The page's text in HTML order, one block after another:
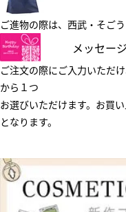
ご進物の際は、西武・そご
メッセー
ご注文の際にご入力いただ
から１つ
お選びいただけます。お買
となります。